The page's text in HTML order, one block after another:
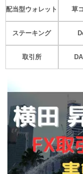
配当型ウォレット 草
ステーキング
取引所